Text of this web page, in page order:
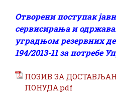
Отворени поступак
сервисирања и
уградњом резервних
194/2013-11 за потребе
ПОЗИВ ЗА
ПОНУДА.pdf